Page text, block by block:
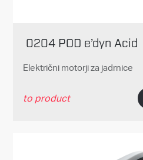
0204 POD e’dyn Acid
Električni motorji za jadrnice
to product